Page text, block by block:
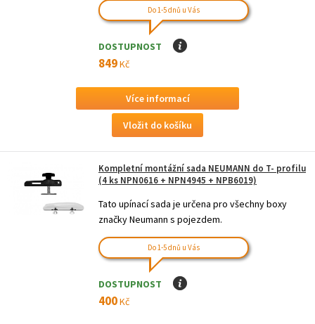
Do 1-5 dnů u Vás
DOSTUPNOST I
849Kč
Více informací
Kompletní montážní sada NEUMANN do T- profilu
(4 ks NPN0616 + NPN4945 + NPB6019)
Tato upínací sada je určena pro všechny boxy
značky Neumann s pojezdem.
Do 1-5 dnů u Vás
DOSTUPNOST I
400Kč